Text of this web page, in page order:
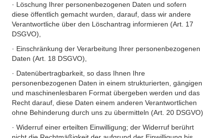
· Löschung Ihrer personenbezogenen Daten und sofern
diese öffentlich gemacht wurden, darauf, dass wir andere
Verantwortliche über den Löschantrag informieren (Art. 17
DSGVO),
· Einschränkung der Verarbeitung Ihrer personenbezogenen
Daten (Art. 18 DSGVO),
· Datenübertragbarkeit, so dass Ihnen Ihre
personenbezogenen Daten in einem strukturierten, gängigen
und maschinenlesbaren Format übergeben werden und das
Recht darauf, diese Daten einem anderen Verantwortlichen
ohne Behinderung durch uns zu übermitteln (Art. 20 DSGVO)
· Widerruf einer erteilten Einwilligung; der Widerruf berührt